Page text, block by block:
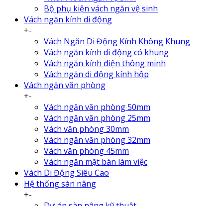
Bộ phụ kiện vách ngăn vệ sinh
Vách ngăn kính di động
+-
Vách Ngăn Di Động Kính Không Khung
Vách ngăn kính di động có khung
Vách ngăn kính điện thông minh
Vách ngăn di động kính hộp
Vách ngăn văn phòng
+-
Vách ngăn văn phòng 50mm
Vách ngăn văn phòng 25mm
Vách văn phòng 30mm
Vách ngăn văn phòng 32mm
Vách văn phòng 45mm
Vách ngăn mặt bàn làm việc
Vách Di Động Siêu Cao
Hệ thống sàn nâng
+-